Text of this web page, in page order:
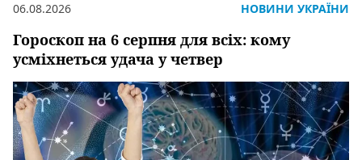
Гороскоп на 6 серпня для всіх: кому
усміхнеться удача у четвер
06.08.2026 НОВИНИ УКРАЇНИ